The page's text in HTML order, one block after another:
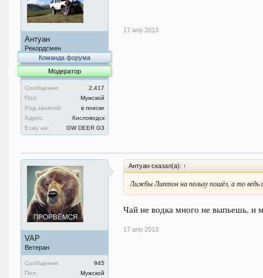
Антуан
Рекордсмен
Команда форума
Модератор
Сообщения:
2.417
Пол:
Мужской
Род занятий:
в поиске
Адрес:
Кисловодск
Езжу на:
GW DEER G3
17 апр 2013
VAP
Ветеран
Сообщения:
945
Пол:
Мужской
Антуан сказал(а): ↑
Лижбы Липтон на пользу пошёл, а то
Чай не водка много не выпьешь, и
17 апр 2013